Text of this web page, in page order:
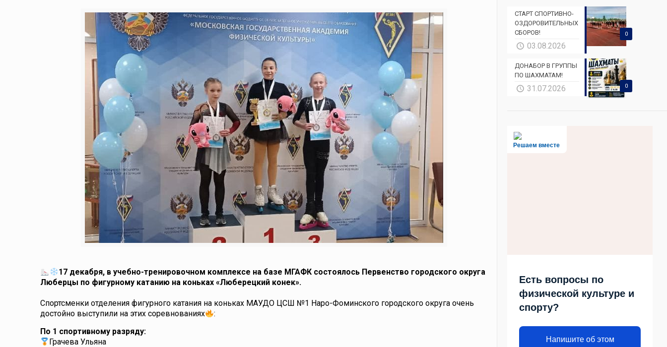
17 декабря, в учебно-тренировочном комплексе на базе МГАФК состоялось Первенство городского округа
Люберцы по фигурному катанию на коньках «Люберецкий конек».
Спортсменки отделения фигурного катания на коньках МАУДО ЦСШ №1 Наро-Фоминского городского округа очень
достойно выступили на этих соревнованиях
:
По 1 спортивному разряду:
Грачева Ульяна
0
СТАРТ СПОРТИВНО-
ОЗДОРОВИТЕЛЬНЫХ
СБОРОВ!
03.08.2026
0
ДОНАБОР В ГРУППЫ
ПО ШАХМАТАМ!
31.07.2026
Решаем вместе
Есть вопросы по
физической культуре и
спорту?
Напишите об этом